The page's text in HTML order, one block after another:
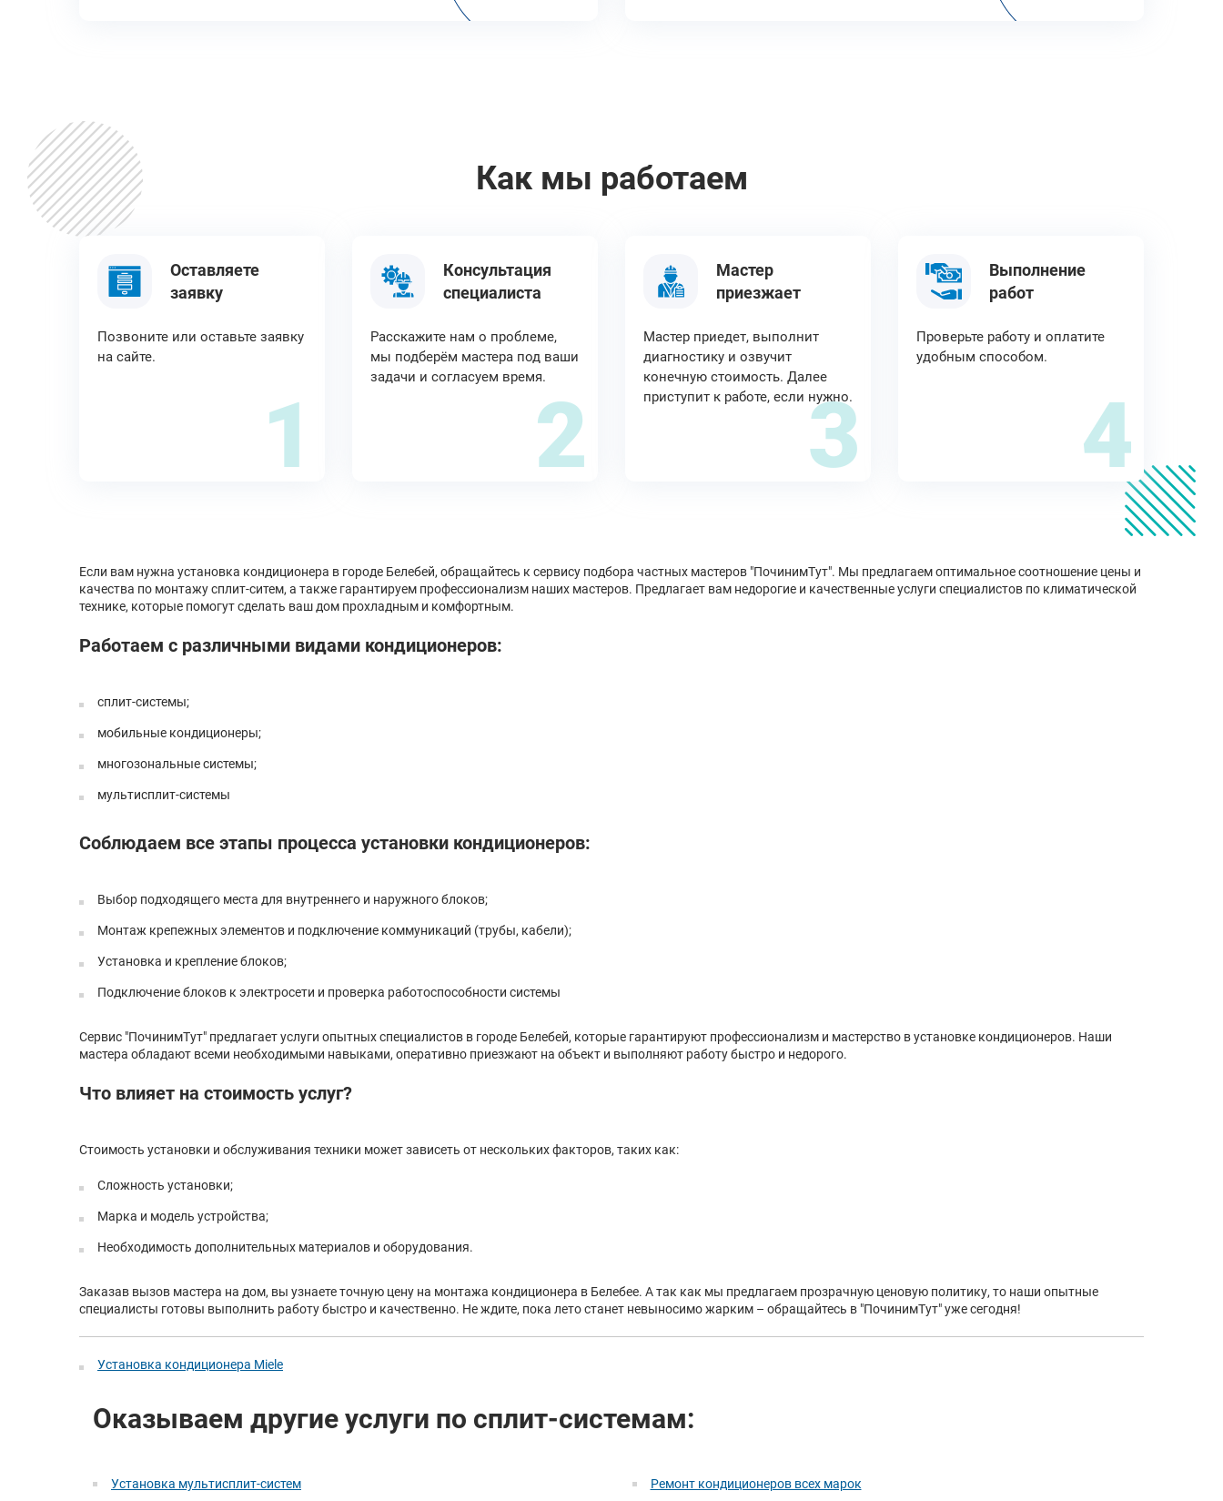
Как мы работаем
Оставляете
заявку
Позвоните или оставьте заявку
на сайте.
1
Консультация
специалиста
Расскажите нам о проблеме,
мы подберём мастера под ваши
задачи и согласуем время.
2
Мастер
приезжает
Мастер приедет, выполнит
диагностику и озвучит
конечную стоимость. Далее
приступит к работе, если нужно.
3
Выполнение
работ
Проверьте работу и оплатите
удобным способом.
4
Если вам нужна установка кондиционера в городе Белебей, обращайтесь к сервису подбора частных мастеров "ПочинимТут". Мы предлагаем оптимальное соотношение цены и
качества по монтажу сплит-ситем, а также гарантируем профессионализм наших мастеров. Предлагает вам недорогие и качественные услуги специалистов по климатической
технике, которые помогут сделать ваш дом прохладным и комфортным.
Работаем с различными видами кондиционеров:
сплит-системы;
мобильные кондиционеры;
многозональные системы;
мультисплит-системы
Соблюдаем все этапы процесса установки кондиционеров:
Выбор подходящего места для внутреннего и наружного блоков;
Монтаж крепежных элементов и подключение коммуникаций (трубы, кабели);
Установка и крепление блоков;
Подключение блоков к электросети и проверка работоспособности системы
Сервис "ПочинимТут" предлагает услуги опытных специалистов в городе Белебей, которые гарантируют профессионализм и мастерство в установке кондиционеров. Наши
мастера обладают всеми необходимыми навыками, оперативно приезжают на объект и выполняют работу быстро и недорого.
Что влияет на стоимость услуг?
Стоимость установки и обслуживания техники может зависеть от нескольких факторов, таких как:
Сложность установки;
Марка и модель устройства;
Необходимость дополнительных материалов и оборудования.
Заказав вызов мастера на дом, вы узнаете точную цену на монтажа кондиционера в Белебее. А так как мы предлагаем прозрачную ценовую политику, то наши опытные
специалисты готовы выполнить работу быстро и качественно. Не ждите, пока лето станет невыносимо жарким – обращайтесь в "ПочинимТут" уже сегодня!
Установка кондиционера Miele
Оказываем другие услуги по сплит-системам:
Установка мультисплит-систем Ремонт кондиционеров всех марок